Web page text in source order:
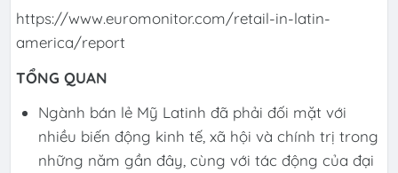
https://www.euromonitor.com/retail-in-latin-
america/report
TỔNG QUAN
Ngành bán lẻ Mỹ Latinh đã phải đối mặt với
nhiều biến động kinh tế, xã hội và chính trị trong
những năm gần đây, cùng với tác động của đại